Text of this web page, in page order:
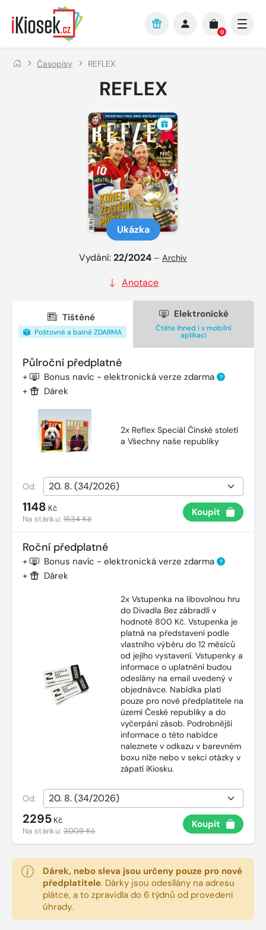
Přejít na hlavní obsah
0
Časopisy REFLEX
REFLEX
Ukázka
Vydání:22/2024 – Archiv
Anotace
Tištěné
Poštovné a balné ZDARMA
Elektronické
Čtěte ihned i v mobilní
aplikaci
Půlroční předplatné
+ Bonus navíc - elektronická verze zdarma ?
+ Dárek
2x Reflex Speciál Čínské století
a Všechny naše republiky
Od:
1148 Kč
Na stánku:1534 Kč
Koupit
Roční předplatné
+ Bonus navíc - elektronická verze zdarma ?
+ Dárek
2x Vstupenka na libovolnou hru
do Divadla Bez zábradlí v
hodnotě 800 Kč. Vstupenka je
platná na představení podle
vlastního výběru do 12 měsíců
od jejího vystavení. Vstupenky a
informace o uplatnění budou
odeslány na email uvedený v
objednávce. Nabídka platí
pouze pro nové předplatitele na
území České republiky a do
vyčerpání zásob. Podrobnější
informace o této nabídce
naleznete v odkazu v barevném
boxu níže nebo v sekci otázky v
zápatí íKiosku.
Od:
2295 Kč
Na stánku:3009 Kč
Koupit
Dárek, nebo sleva jsou určeny pouze pro nové
předplatitele. Dárky jsou odesílány na adresu
plátce, a to zpravidla do 6 týdnů od provedení
úhrady.